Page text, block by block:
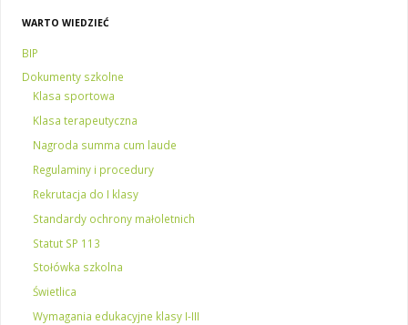
WARTO WIEDZIEĆ
BIP
Dokumenty szkolne
Klasa sportowa
Klasa terapeutyczna
Nagroda summa cum laude
Regulaminy i procedury
Rekrutacja do I klasy
Standardy ochrony małoletnich
Statut SP 113
Stołówka szkolna
Świetlica
Wymagania edukacyjne klasy I-III